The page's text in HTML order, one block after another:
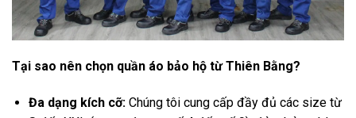
Tại sao nên chọn quần áo bảo hộ từ Thiên Bằng?
Đa dạng kích cỡ:Chúng tôi cung cấp đầy đủ các size từ